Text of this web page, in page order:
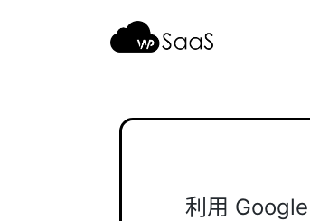
利用